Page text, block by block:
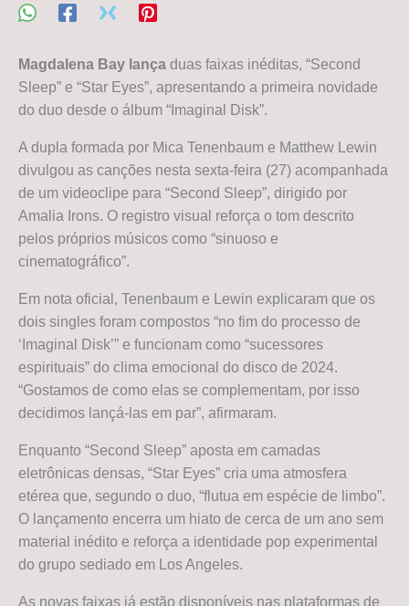
Magdalena Bay lança duas faixas inéditas, “Second
Sleep” e “Star Eyes”, apresentando a primeira novidade
do duo desde o álbum “Imaginal Disk”.
A dupla formada por Mica Tenenbaum e Matthew Lewin
divulgou as canções nesta sexta-feira (27) acompanhada
de um videoclipe para “Second Sleep”, dirigido por
Amalia Irons. O registro visual reforça o tom descrito
pelos próprios músicos como “sinuoso e
cinematográfico”.
Em nota oficial, Tenenbaum e Lewin explicaram que os
dois singles foram compostos “no fim do processo de
‘Imaginal Disk’” e funcionam como “sucessores
espirituais” do clima emocional do disco de 2024.
“Gostamos de como elas se complementam, por isso
decidimos lançá-las em par”, afirmaram.
Enquanto “Second Sleep” aposta em camadas
eletrônicas densas, “Star Eyes” cria uma atmosfera
etérea que, segundo o duo, “flutua em espécie de limbo”.
O lançamento encerra um hiato de cerca de um ano sem
material inédito e reforça a identidade pop experimental
do grupo sediado em Los Angeles.
As novas faixas já estão disponíveis nas plataformas de